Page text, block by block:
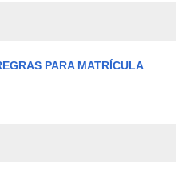
PARA MATRÍCULA